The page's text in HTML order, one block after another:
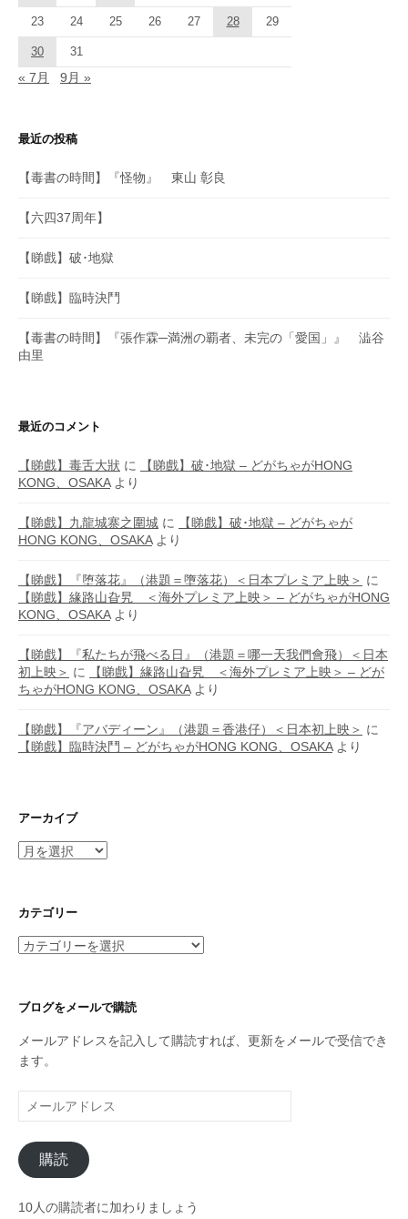
23 24 25 26 27 28 29
30 31
« 7月 9月 »
最近の投稿
【毒書の時間】『怪物』 東山 彰良
【六四37周年】
【睇戲】破･地獄
【睇戲】臨時決鬥
【毒書の時間】『張作霖─満洲の覇者、未完の「愛国」』 澁谷
由里
最近のコメント
【睇戲】毒舌大狀 に
【睇戲】破･地獄 – どがちゃがHONG
KONG、OSAKAより
【睇戲】九龍城寨之圍城 に
【睇戲】破･地獄 – どがちゃが
HONG KONG、OSAKAより
【睇戲】『堕落花』（港題＝墮落花）＜日本プレミア上映＞ に
【睇戲】緣路山旮旯 ＜海外プレミア上映＞ – どがちゃがHONG
KONG、OSAKAより
【睇戲】『私たちが飛べる日』（港題＝哪一天我們會飛）＜日本
初上映＞ に
【睇戲】緣路山旮旯 ＜海外プレミア上映＞ – どが
ちゃがHONG KONG、OSAKAより
【睇戲】『アバディーン』（港題＝香港仔）＜日本初上映＞ に
【睇戲】臨時決鬥 – どがちゃがHONG KONG、OSAKAより
アーカイブ
ア
イ
カテゴリー
カ
リ
ブログをメールで購読
メールアドレスを記入して購読すれば、更新をメールで受信でき
ます。
ー
ル
ア
ド
レ
購読
10人の購読者に加わりましょう